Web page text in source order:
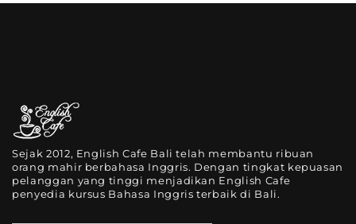
Sejak 2012, English Cafe Bali telah membantu ribuan
orang mahir berbahasa Inggris. Dengan tingkat kepuasan
pelanggan yang tinggi menjadikan English Cafe
penyedia kursus Bahasa Inggris terbaik di Bali.